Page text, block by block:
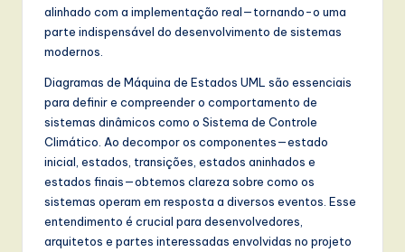
alinhado com a implementação real—tornando-o uma
parte indispensável do desenvolvimento de sistemas
modernos.
Diagramas de Máquina de Estados UML são essenciais
para definir e compreender o comportamento de
sistemas dinâmicos como o Sistema de Controle
Climático. Ao decompor os componentes—estado
inicial, estados, transições, estados aninhados e
estados finais—obtemos clareza sobre como os
sistemas operam em resposta a diversos eventos. Esse
entendimento é crucial para desenvolvedores,
arquitetos e partes interessadas envolvidas no projeto